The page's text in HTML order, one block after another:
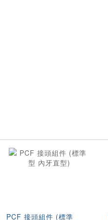
PCF 接頭組件 (標準